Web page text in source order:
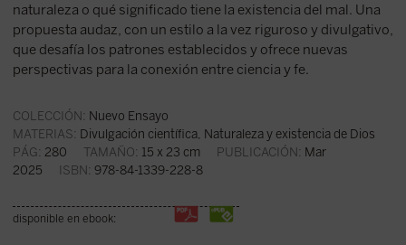
naturaleza o qué significado tiene la existencia del mal. Una
propuesta audaz, con un estilo a la vez riguroso y divulgativo,
que desafía los patrones establecidos y ofrece nuevas
perspectivas para la conexión entre ciencia y fe.
COLECCIÓN: Nuevo Ensayo
MATERIAS: Divulgación científica, Naturaleza y existencia de Dios
PÁG: 280 TAMAÑO: 15 x 23 cm PUBLICACIÓN: Mar
2025 ISBN: 978-84-1339-228-8
disponible en ebook: